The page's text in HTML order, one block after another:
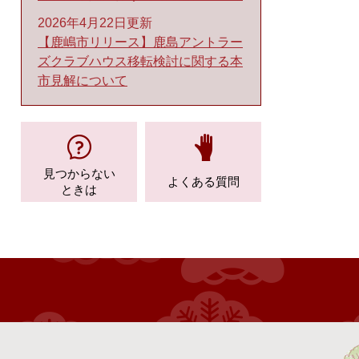
2026年4月22日更新
【鹿嶋市リリース】鹿島アントラー
ズクラブハウス移転検討に関する本
市見解について
見つからない
ときは
よくある質問